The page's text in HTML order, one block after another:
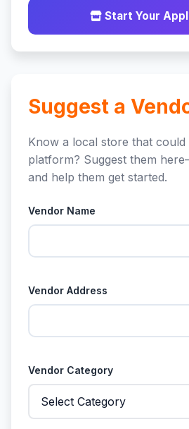
Start Your
Suggest a
Know a local store that
platform? Suggest them
and help them get started.
Vendor Name
Vendor Address
Vendor Category